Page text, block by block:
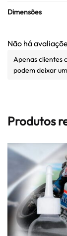
Dimensões
Não há
Apenas clientes
podem deixar
Produtos